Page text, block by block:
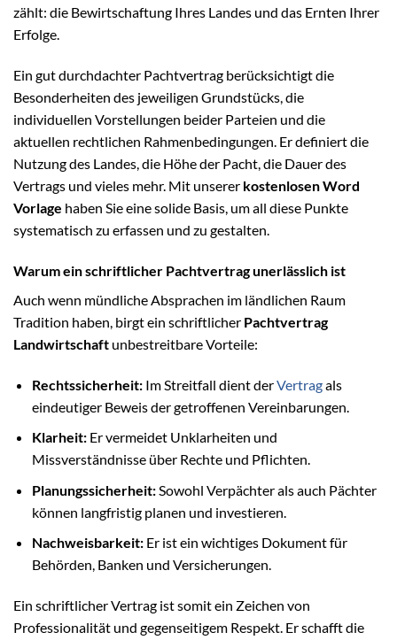
zählt: die Bewirtschaftung Ihres Landes und das Ernten Ihrer
Erfolge.
Ein gut durchdachter Pachtvertrag berücksichtigt die
Besonderheiten des jeweiligen Grundstücks, die
individuellen Vorstellungen beider Parteien und die
aktuellen rechtlichen Rahmenbedingungen. Er definiert die
Nutzung des Landes, die Höhe der Pacht, die Dauer des
Vertrags und vieles mehr. Mit unserer kostenlosen Word
Vorlage haben Sie eine solide Basis, um all diese Punkte
systematisch zu erfassen und zu gestalten.
Warum ein schriftlicher Pachtvertrag unerlässlich ist
Auch wenn mündliche Absprachen im ländlichen Raum
Tradition haben, birgt ein schriftlicher Pachtvertrag
Landwirtschaft unbestreitbare Vorteile:
Rechtssicherheit:Im Streitfall dient derVertragals
eindeutiger Beweis der getroffenen Vereinbarungen.
Klarheit:Er vermeidet Unklarheiten und
Missverständnisse über Rechte und Pflichten.
Planungssicherheit:Sowohl Verpächter als auch Pächter
können langfristig planen und investieren.
Nachweisbarkeit:Er ist ein wichtiges Dokument für
Behörden, Banken und Versicherungen.
Ein schriftlicher Vertrag ist somit ein Zeichen von
Professionalität und gegenseitigem Respekt. Er schafft die